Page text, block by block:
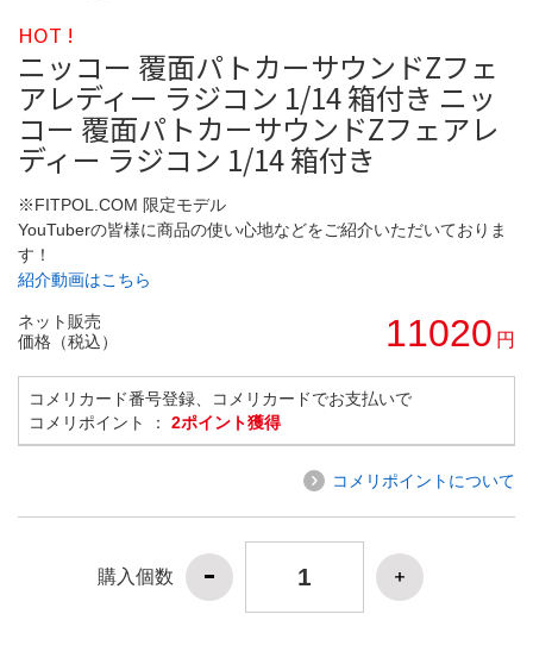
HOT !
ニッコー 覆面パトカーサウンドZフェ
アレディー ラジコン 1/14 箱付き ニッ
コー 覆面パトカーサウンドZフェアレ
ディー ラジコン 1/14 箱付き
※FITPOL.COM 限定モデル
YouTuberの皆様に商品の使い心地などをご紹介いただいておりま
す！
紹介動画はこちら
ネット販売
価格（税込）
11020 円
コメリカード番号登録、コメリカードでお支払いで
コメリポイント ： 2ポイント獲得
コメリポイントについて
購入個数